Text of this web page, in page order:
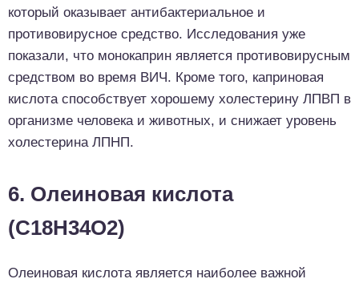
который оказывает антибактериальное и
противовирусное средство. Исследования уже
показали, что монокаприн является противовирусным
средством во время ВИЧ. Кроме того, каприновая
кислота способствует хорошему холестерину ЛПВП в
организме человека и животных, и снижает уровень
холестерина ЛПНП.
6. Олеиновая кислота
(C18H34O2)
Олеиновая кислота является наиболее важной